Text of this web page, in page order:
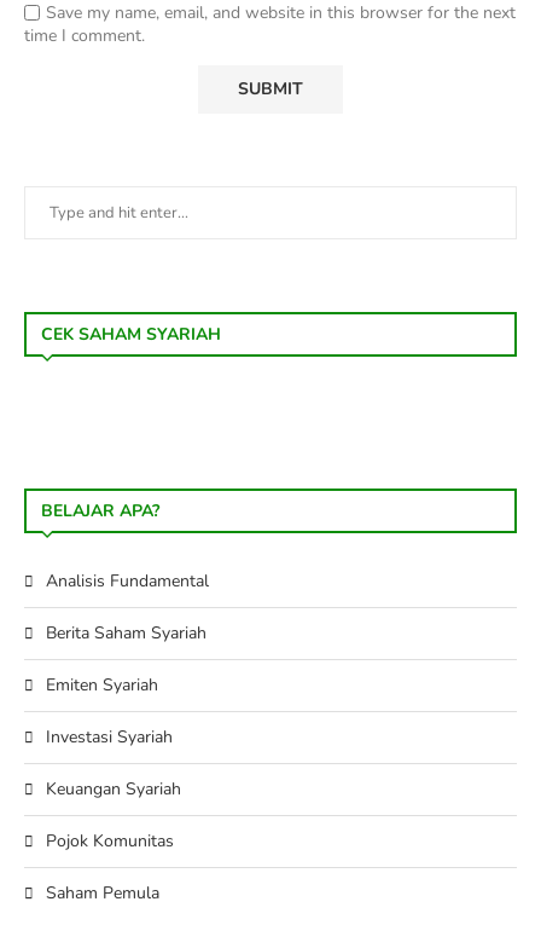
Save my name, email, and website in this browser for the next
time I comment.
CEK SAHAM SYARIAH
BELAJAR APA?
Analisis Fundamental
Berita Saham Syariah
Emiten Syariah
Investasi Syariah
Keuangan Syariah
Pojok Komunitas
Saham Pemula